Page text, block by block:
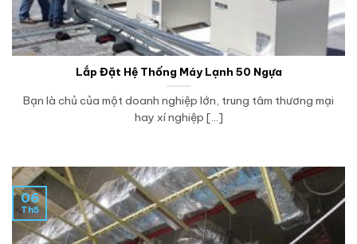
Lắp Đặt Hệ Thống Máy Lạnh 50 Ngựa
Bạn là chủ của một doanh nghiệp lớn, trung tâm thương mại
hay xí nghiệp [...]
06
Th5